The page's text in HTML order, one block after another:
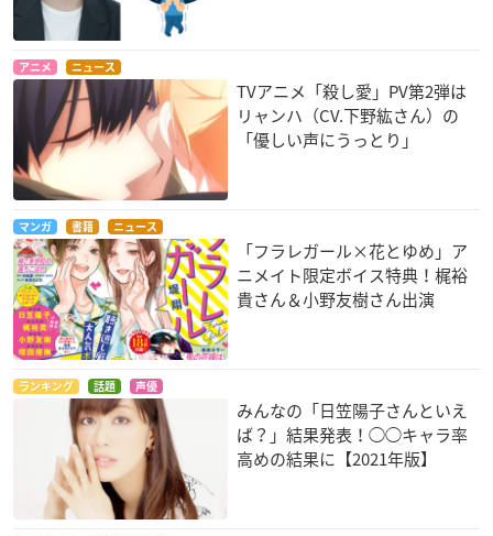
Re:CREATORS
アリステリア・フェ
ブラリィ
ピアシェ～私のイタ
藤木瑠梨
リトルウィッチアカ
デミア（テレビシリ
ーズ）
ダイアナ・キャベン
ディッシュ
風夏
友美先生
亜人ちゃんは語りた
い
アニメ ニュース
TVアニメ「殺し愛」PV第2弾は
リャンハ（CV.下野紘さん）の
「優しい声にうっとり」
マンガ 書籍 ニュース
「フラレガール×花とゆめ」ア
ニメイト限定ボイス特典！梶裕
貴さん＆小野友樹さん出演
ランキング 話題 声優
みんなの「日笠陽子さんといえ
ば？」結果発表！◯◯キャラ率
高めの結果に【2021年版】